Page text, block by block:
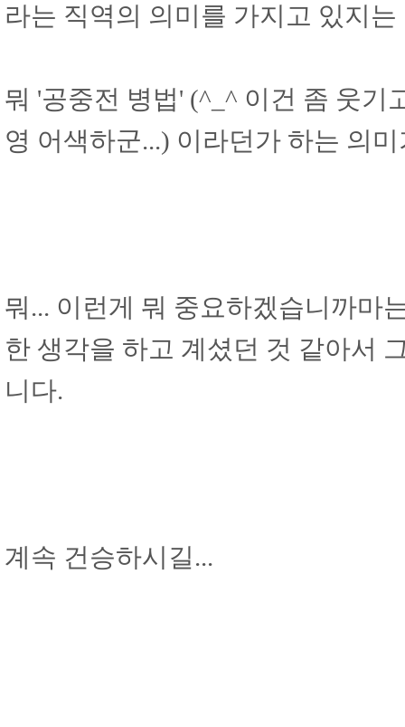
라는 직역의 의미를 가지고 있지
뭐 '공중전 병법' (^_^ 이건 좀 웃기
영 어색하군...) 이라던가 하는 의
뭐... 이런게 뭐 중요하겠습니까마
한 생각을 하고 계셨던 것 같아서
니다.
계속 건승하시길...